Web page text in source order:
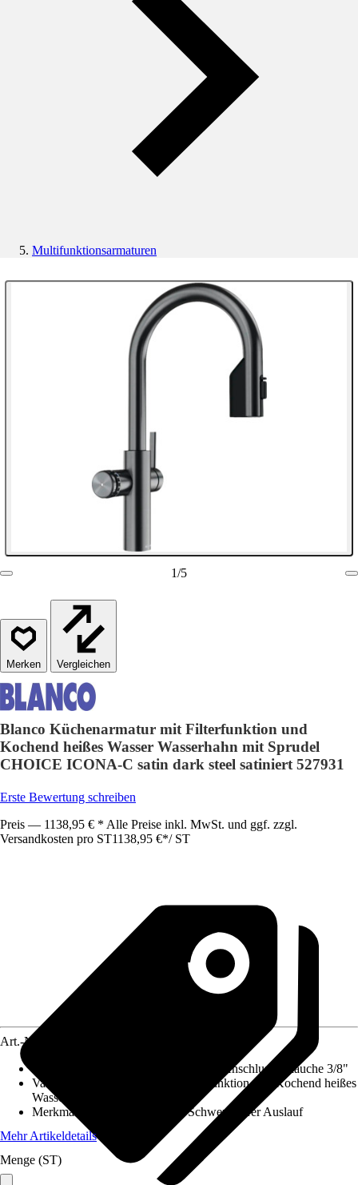
Multifunktionsarmaturen
1/5
Vergleichen
Blanco Küchenarmatur mit Filterfunktion und
Kochend heißes Wasser Wasserhahn mit Sprudel
CHOICE ICONA-C satin dark steel satiniert 527931
Erste Bewertung schreiben
Preis — 1138,95 € * Alle Preise inkl. MwSt. und ggf. zzgl.
Versandkosten pro ST1138,95 €*/ ST
Art.-Nr.
2 flexible Anschlussschläuche 3/8"
Variante
Küchenarmatur mit Filterfunktion und Kochend heißes
Wasser, Wasserhahn mit Sprudel
Merkmale
Keramikkartusche, Schwenkbarer Auslauf
Mehr Artikeldetails
Menge (ST)